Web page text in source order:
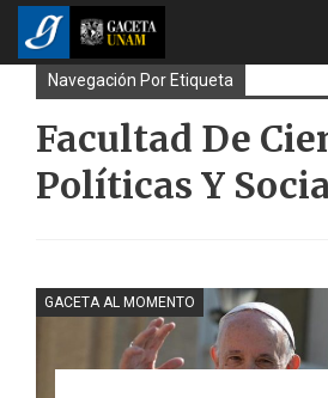
Navegación Por Etiqueta
Facultad De
Políticas Y
GACETA AL MOMENTO